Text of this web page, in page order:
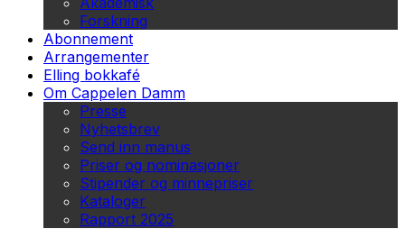
Forskning
Abonnement
Arrangementer
Elling bokkafé
Om Cappelen Damm
Presse
Nyhetsbrev
Send inn manus
Priser og nominasjoner
Stipender og minnepriser
Kataloger
Rapport 2025